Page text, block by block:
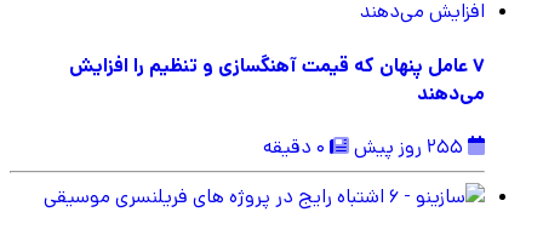
۷ عامل پنهان که قیمت آهنگسازی و تنظیم را افزایش
می‌دهند